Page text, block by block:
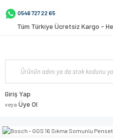
0546 727 22 65
Tüm Türkiye Ücretsiz Kargo -
Giriş Yap
veya Üye Ol